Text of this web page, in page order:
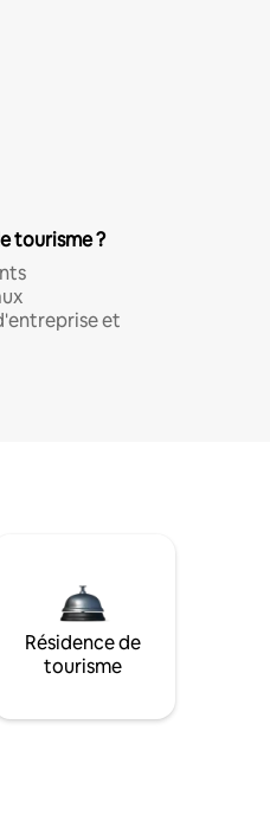
tourisme ?
et
Résidence de
tourisme